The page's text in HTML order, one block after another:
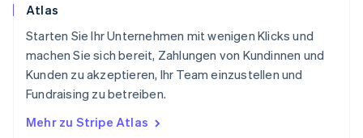
Atlas
Starten Sie Ihr Unternehmen mit wenigen Klicks und
machen Sie sich bereit, Zahlungen von Kundinnen und
Kunden zu akzeptieren, Ihr Team einzustellen und
Fundraising zu betreiben.
Mehr zu Stripe Atlas
Svenska
Deutsch FrançaisItalianoEnglish
Singapur
English简体中文
Slowakei
Slowenien